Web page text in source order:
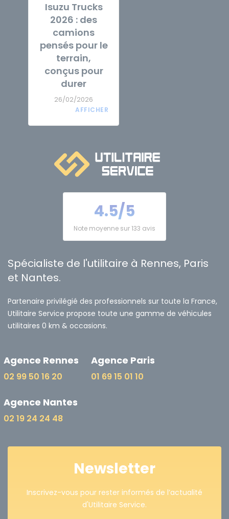
Isuzu Trucks
2026 : des
camions
pensés pour le
terrain,
conçus pour
durer
26/02/2026
4.5/5
Note moyenne sur 133 avis
Spécialiste de l'utilitaire à Rennes, Paris
et Nantes.
Partenaire privilégié des professionnels sur toute la France,
Utilitaire Service propose toute une gamme de véhicules
utilitaires 0 km & occasions.
Agence Rennes
02 99 50 16 20
Agence Paris
01 69 15 01 10
Agence Nantes
02 19 24 24 48
Newsletter
Inscrivez-vous pour rester informés de l’actualité
d'Utilitaire Service.